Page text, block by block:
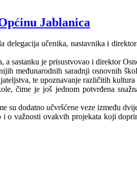
Jablanica
učenika, nastavnika i
sastanku je prisustvovao i direktor
međunarodnih saradnji osnovnih
te upoznavanje različitih kultura
čime je još jednom potvrđena
su dodatno učvršćene veze između
o važnosti ovakvih projekata koji